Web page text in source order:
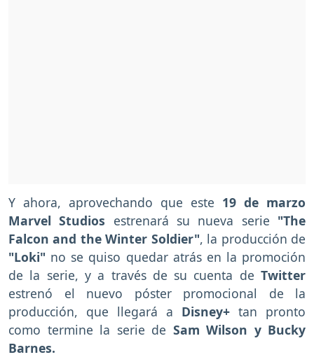
Y ahora, aprovechando que este 19 de marzo
Marvel Studios estrenará su nueva serie "The
Falcon and the Winter Soldier", la producción de
"Loki" no se quiso quedar atrás en la promoción
de la serie, y a través de su cuenta de Twitter
estrenó el nuevo póster promocional de la
producción, que llegará a Disney+ tan pronto
como termine la serie de Sam Wilson y Bucky
Barnes.